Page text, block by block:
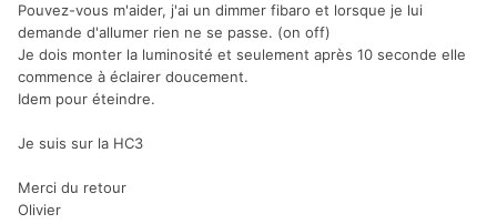
Pouvez-vous m'aider, j'ai un dimmer fibaro et lorsque je lui
demande d'allumer rien ne se passe. (on off)
Je dois monter la luminosité et seulement après 10 seconde elle
commence à éclairer doucement.
Idem pour éteindre.
Je suis sur la HC3
Merci du retour
Olivier